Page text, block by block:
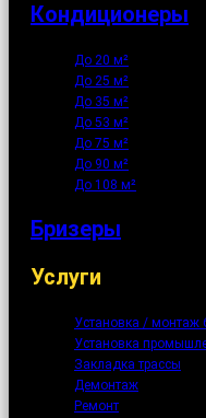
Кондиционеры
До 20 м²
До 25 м²
До 35 м²
До 53 м²
До 75 м²
До 90 м²
До 108 м²
Бризеры
Услуги
Установка / монтаж
Установка
Закладка трассы
Демонтаж
Ремонт